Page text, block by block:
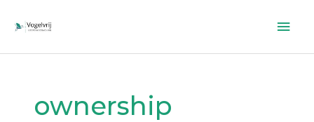
naar
ownership